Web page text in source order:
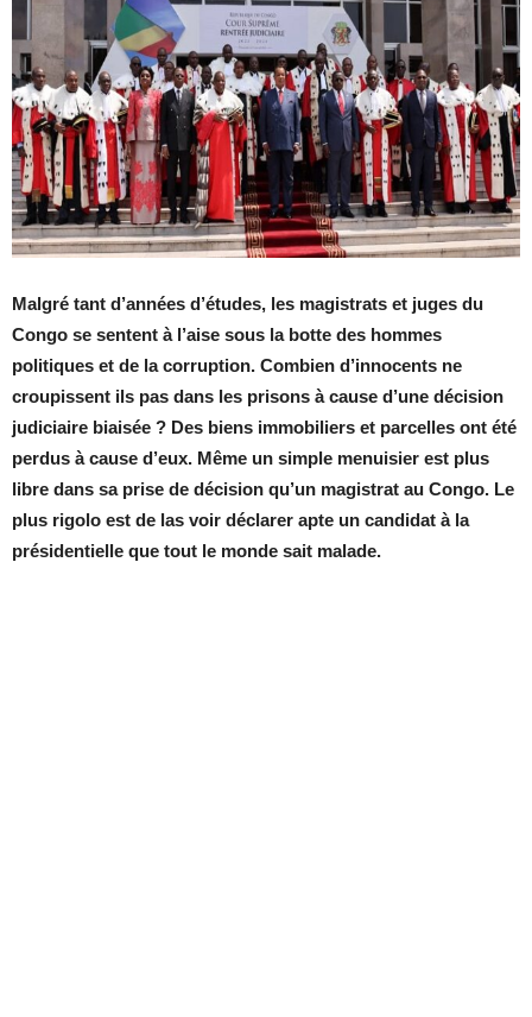
Malgré tant d’années d’études, les magistrats et juges du
Congo se sentent à l’aise sous la botte des hommes
politiques et de la corruption. Combien d’innocents ne
croupissent ils pas dans les prisons à cause d’une décision
judiciaire biaisée ? Des biens immobiliers et parcelles ont été
perdus à cause d’eux. Même un simple menuisier est plus
libre dans sa prise de décision qu’un magistrat au Congo. Le
plus rigolo est de las voir déclarer apte un candidat à la
présidentielle que tout le monde sait malade.